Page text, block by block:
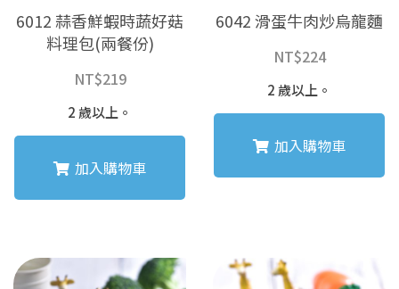
6012 蒜香鮮蝦時蔬好菇
料理包(兩餐份)
NT$219
2 歲以上。
加入購物車
6042 滑蛋牛肉炒烏龍麵
NT$224
2 歲以上。
加入購物車